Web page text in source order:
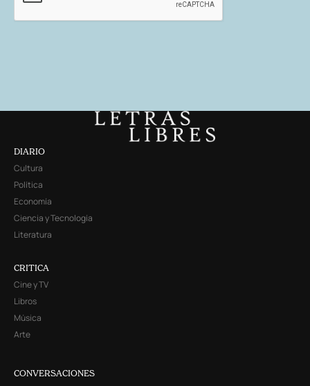
DIARIO
Cultura
Política
Economía
Ciencia y Tecnología
Literatura
CRITICA
Cine y TV
Libros
Música
Arte
CONVERSACIONES